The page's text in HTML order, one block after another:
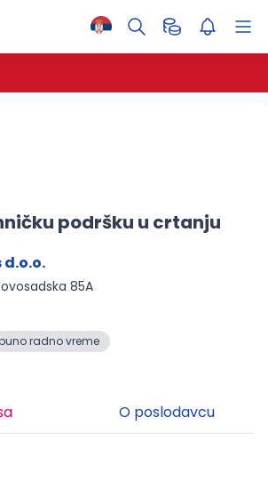
podršku u crtanju
d.o.o.
85A
radno vreme
O poslodavcu